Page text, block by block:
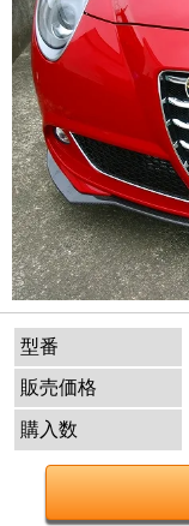
型番
販売価格
購入数